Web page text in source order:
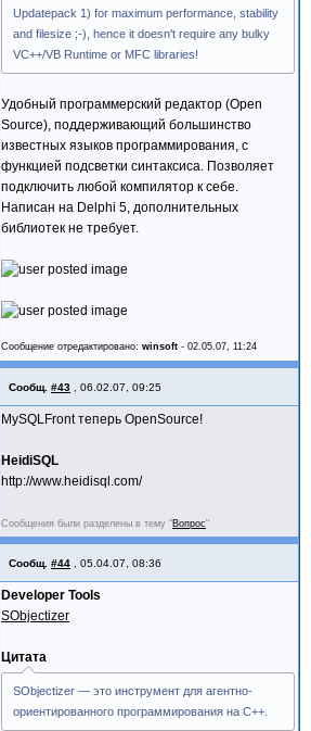
Updatepack 1) for maximum performance, stability
and filesize ;-), hence it doesn't require any bulky
VC++/VB Runtime or MFC libraries!
Удобный программерский редактор (Open
Source), поддерживающий большинство
известных языков программирования, с
функцией подсветки синтаксиса. Позволяет
подключить любой компилятор к себе.
Написан на Delphi 5, дополнительных
библиотек не требует.
Сообщение отредактировано: winsoft - 02.05.07, 11:24
Сообщ. #43 06.02.07, 09:25
MySQLFront теперь OpenSource!
HeidiSQL
http://www.heidisql.com/
Сообщения были разделены в тему "Вопрос"
Сообщ. #44 05.04.07, 08:36
Developer Tools
SObjectizer
Цитата
SObjectizer — это инструмент для агентно-
ориентированного программирования на C++.